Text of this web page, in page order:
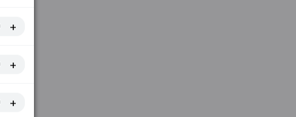
+
+
+